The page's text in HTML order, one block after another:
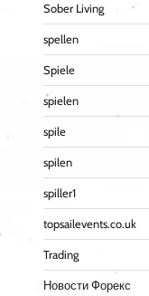
Sober Living
spellen
Spiele
spielen
spile
spilen
spiller1
topsailevents.co.uk
Trading
Новости Форекс